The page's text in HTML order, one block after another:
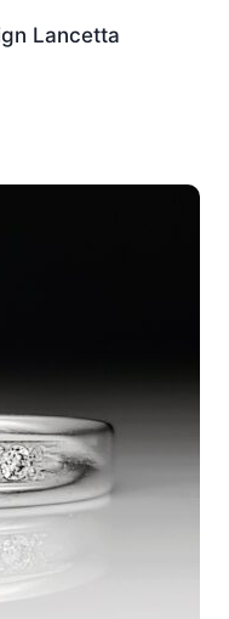
Lancetta